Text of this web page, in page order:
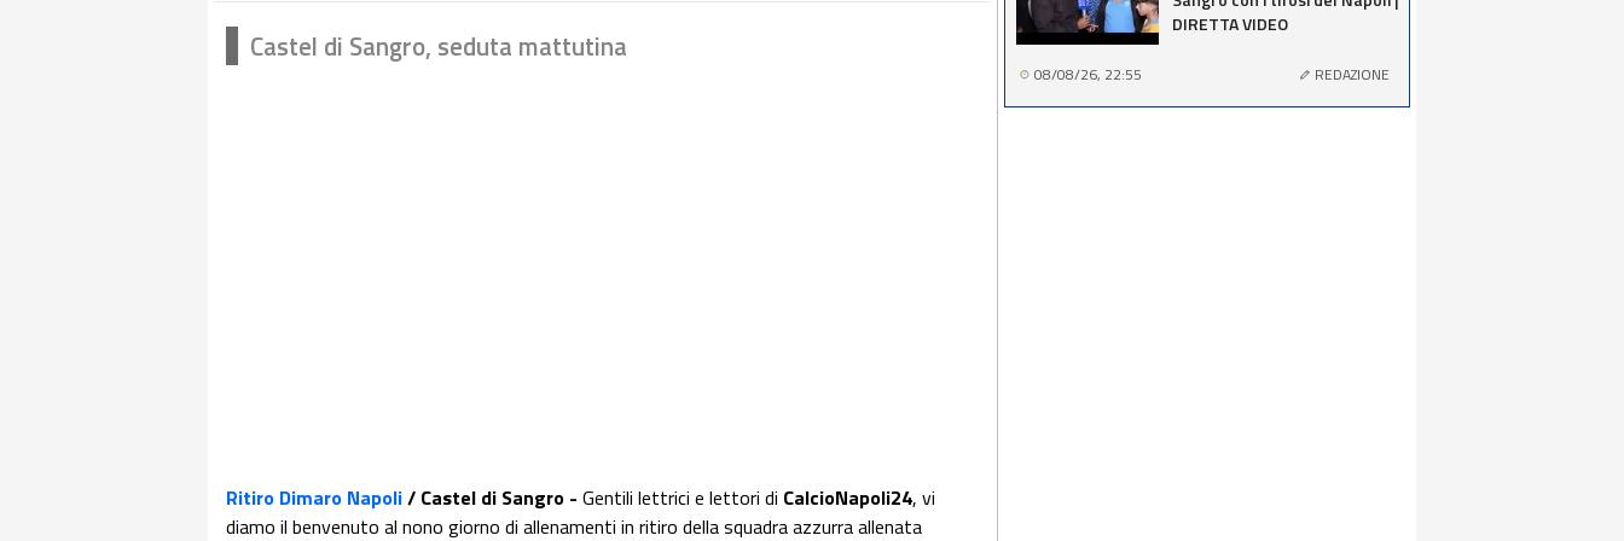
Castel di Sangro, seduta mattutina
Ritiro Dimaro Napoli/ Castel di Sangro - Gentili lettrici e lettori di CalcioNapoli24, vi
diamo il benvenuto al nono giorno di allenamenti in ritiro della squadra azzurra allenata
DIRETTA VIDEO
08/08/26, 22:55 REDAZIONE